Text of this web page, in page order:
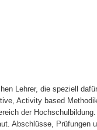
Lehrer, die speziell dafür
Activity based
der
Abschlüsse, Prüfungen